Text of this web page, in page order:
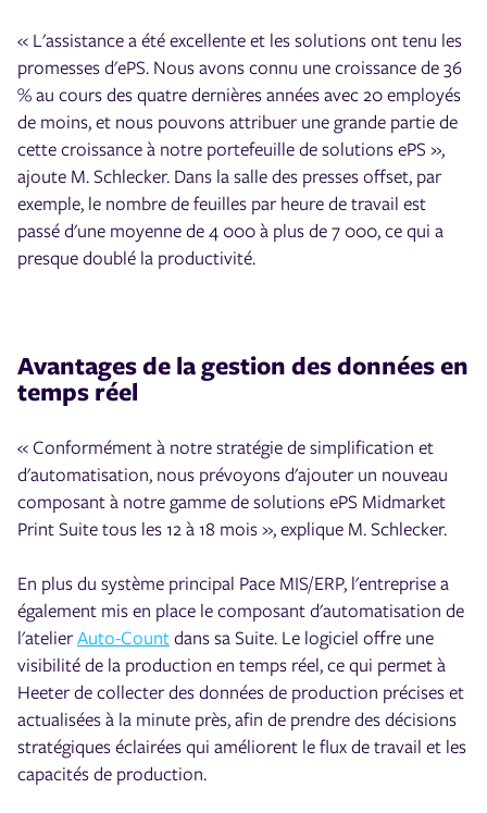
« L'assistance a été excellente et les solutions ont tenu les
promesses d'ePS. Nous avons connu une croissance de 36
% au cours des quatre dernières années avec 20 employés
de moins, et nous pouvons attribuer une grande partie de
cette croissance à notre portefeuille de solutions ePS »,
ajoute M. Schlecker. Dans la salle des presses offset, par
exemple, le nombre de feuilles par heure de travail est
passé d'une moyenne de 4 000 à plus de 7 000, ce qui a
presque doublé la productivité.
Avantages de la gestion des données en
temps réel
« Conformément à notre stratégie de simplification et
d'automatisation, nous prévoyons d'ajouter un nouveau
composant à notre gamme de solutions ePS Midmarket
Print Suite tous les 12 à 18 mois », explique M. Schlecker.
En plus du système principal Pace MIS/ERP, l'entreprise a
également mis en place le composant d'automatisation de
l'atelierAuto-Countdans sa Suite. Le logiciel offre une
visibilité de la production en temps réel, ce qui permet à
Heeter de collecter des données de production précises et
actualisées à la minute près, afin de prendre des décisions
stratégiques éclairées qui améliorent le flux de travail et les
capacités de production.